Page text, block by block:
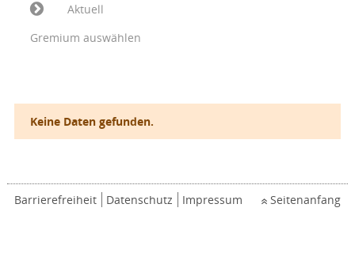
Aktuell
Gremium auswählen
Keine Daten gefunden.
Barrierefreiheit Datenschutz Impressum Seitenanfang